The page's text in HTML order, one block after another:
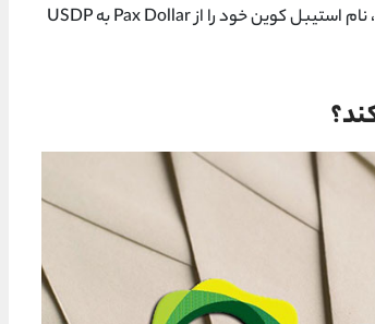
Paxos، شرکت پشتیبان Paxos Standard stablecoin (PAX)، نام استیبل کوین خود را از Pax Dollar به USDP